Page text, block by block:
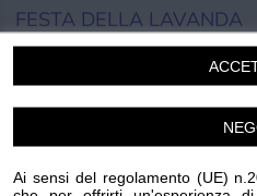
Ai sensi del regolamento (UE)
FESTA DELLA LAVANDA
Domenica 12 Luglio 2026
15.30
Airole
Mercatini